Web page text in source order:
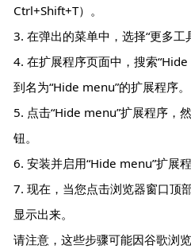
Ctrl+Shift+T）。
3. 在弹出的菜单中，选择“更多工
4. 在扩展程序页面中，搜索
到名为“Hide menu”的扩展程序。
5. 点击“Hide menu”扩展程序，
钮。
6. 安装并启用“Hide menu”扩展程
7. 现在，当您点击浏览器窗口顶
显示出来。
请注意，这些步骤可能因谷歌浏